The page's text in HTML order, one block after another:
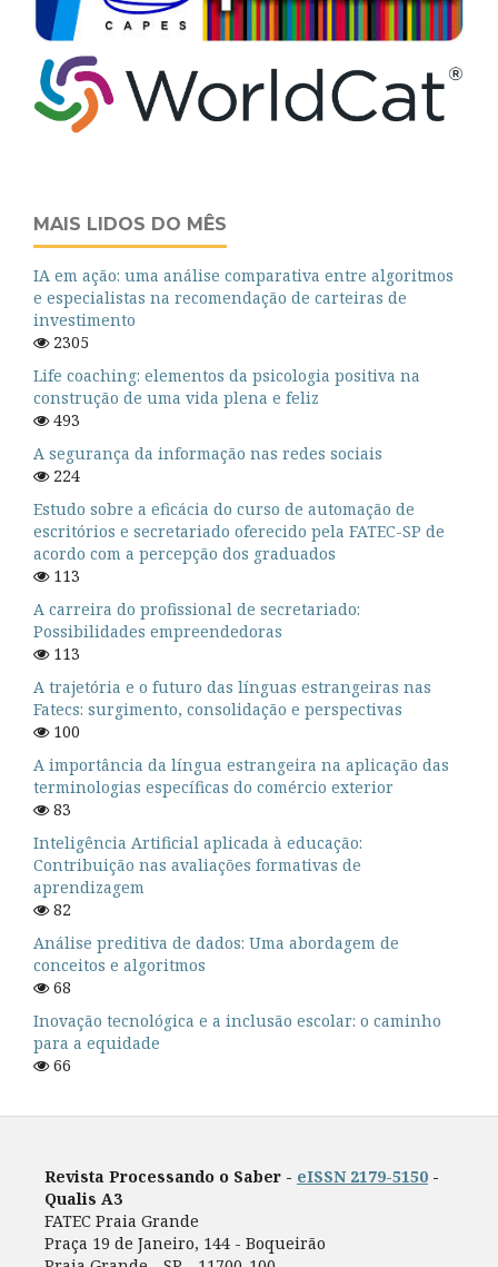
MAIS LIDOS DO MÊS
IA em ação: uma análise comparativa entre algoritmos
e especialistas na recomendação de carteiras de
investimento
2305
Life coaching: elementos da psicologia positiva na
construção de uma vida plena e feliz
493
A segurança da informação nas redes sociais
224
Estudo sobre a eficácia do curso de automação de
escritórios e secretariado oferecido pela FATEC-SP de
acordo com a percepção dos graduados
113
A carreira do profissional de secretariado:
Possibilidades empreendedoras
113
A trajetória e o futuro das línguas estrangeiras nas
Fatecs: surgimento, consolidação e perspectivas
100
A importância da língua estrangeira na aplicação das
terminologias específicas do comércio exterior
83
Inteligência Artificial aplicada à educação:
Contribuição nas avaliações formativas de
aprendizagem
82
Análise preditiva de dados: Uma abordagem de
conceitos e algoritmos
68
Inovação tecnológica e a inclusão escolar: o caminho
para a equidade
66
Revista Processando o Saber - eISSN 2179-5150 -
Qualis A3
FATEC Praia Grande
Praça 19 de Janeiro, 144 - Boqueirão